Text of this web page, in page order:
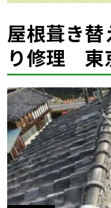
屋根葺き
り修理 東